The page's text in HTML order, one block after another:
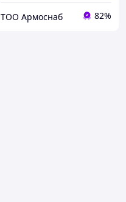
ТОО Армоснаб 82%